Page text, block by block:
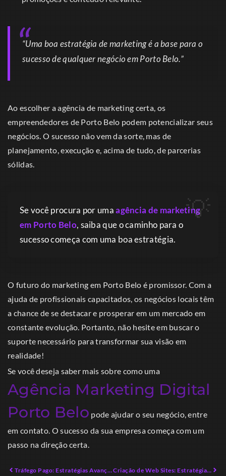
“Uma boa estratégia de marketing é a base para o
sucesso de qualquer negócio em Porto Belo.”
Ao escolher a agência de marketing certa, os
empreendedores de Porto Belo podem potencializar seus
negócios. O sucesso não vem da sorte, mas de
planejamento, execução e, acima de tudo, de parcerias
sólidas.
Se você procura por umaagência de marketing
em Porto Belo, saiba que o caminho para o
sucesso começa com uma boa estratégia.
O futuro do marketing em Porto Belo é promissor. Com a
ajuda de profissionais capacitados, os negócios locais têm
a chance de se destacar e prosperar em um mercado em
constante evolução. Portanto, não hesite em buscar o
suporte necessário para transformar sua visão em
realidade!
Se você deseja saber mais sobre como uma
Agência Marketing Digital
Porto Belo pode ajudar o seu negócio, entre
em contato. O sucesso da sua empresa começa com um
passo na direção certa.
Tráfego Pago: Estratégias Avançadas para Vendas em 2026 Criação de Web Sites: Estratégias Inovadoras para o Sucesso Digital